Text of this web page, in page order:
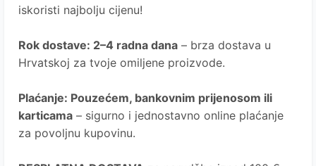
iskoristi najbolju cijenu!
Rok dostave: 2–4 radna dana – brza dostava u
Hrvatskoj za tvoje omiljene proizvode.
Plaćanje: Pouzećem, bankovnim prijenosom ili
karticama – sigurno i jednostavno online plaćanje
za povoljnu kupovinu.